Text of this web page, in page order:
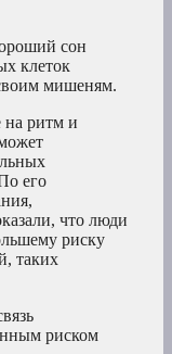
сон
клеток
мишеням.
на ритм и
его
что люди
риску
таких
риском